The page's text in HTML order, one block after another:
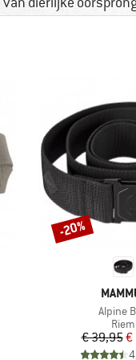
MERK
Artikel
Alpine
Riem
€ 39,95€
Korting
-20%